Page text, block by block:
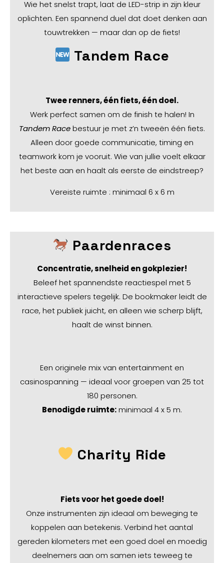
Wie het snelst trapt, laat de LED-strip in zijn kleur
oplichten. Een spannend duel dat doet denken aan
touwtrekken — maar dan op de fiets!
Tandem Race
Twee renners, één fiets, één doel.
Werk perfect samen om de finish te halen! In
Tandem Racebestuur je met z’n tweeën één fiets.
Alleen door goede communicatie, timing en
teamwork kom je vooruit. Wie van jullie voelt elkaar
het beste aan en haalt als eerste de eindstreep?
Vereiste ruimte : minimaal 6 x 6 m
Paardenraces
Concentratie, snelheid en gokplezier!
Beleef het spannendste reactiespel met 5
interactieve spelers tegelijk. De bookmaker leidt de
race, het publiek juicht, en alleen wie scherp blijft,
haalt de winst binnen.
Een originele mix van entertainment en
casinospanning — ideaal voor groepen van 25 tot
180 personen.
Benodigde ruimte:minimaal 4 x 5 m.
Charity Ride
Fiets voor het goede doel!
Onze instrumenten zijn ideaal om beweging te
koppelen aan betekenis. Verbind het aantal
gereden kilometers met een goed doel en moedig
deelnemers aan om samen iets teweeg te